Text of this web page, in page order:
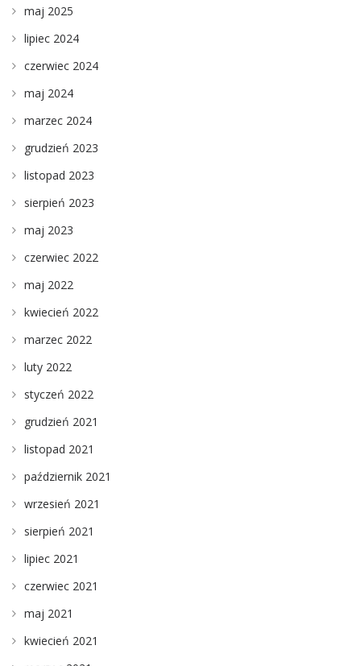
maj 2025
lipiec 2024
czerwiec 2024
maj 2024
marzec 2024
grudzień 2023
listopad 2023
sierpień 2023
maj 2023
czerwiec 2022
maj 2022
kwiecień 2022
marzec 2022
luty 2022
styczeń 2022
grudzień 2021
listopad 2021
październik 2021
wrzesień 2021
sierpień 2021
lipiec 2021
czerwiec 2021
maj 2021
kwiecień 2021